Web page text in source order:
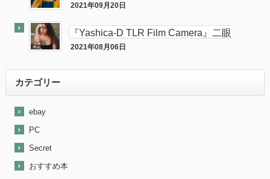
解・修理してみた。
2021年09月20日
『Yashica-D TLR Film Camera』二眼
カメラが売れました。
2021年08月06日
カテゴリー
ebay
PC
Secret
おすすめ本